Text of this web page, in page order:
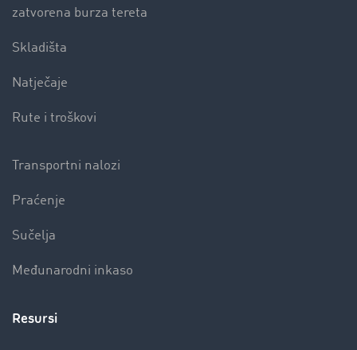
zatvorena burza tereta
Skladišta
Natječaje
Rute i troškovi
Transportni nalozi
Praćenje
Sučelja
Međunarodni inkaso
Resursi